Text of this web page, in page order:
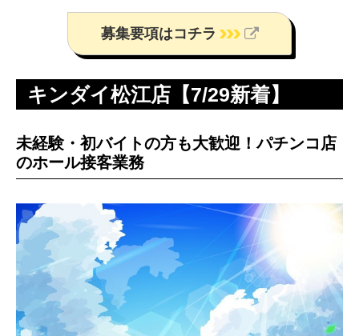
募集要項はコチラ
キンダイ松江店【7/29新着】
未経験・初バイトの方も大歓迎！パチンコ店
のホール接客業務